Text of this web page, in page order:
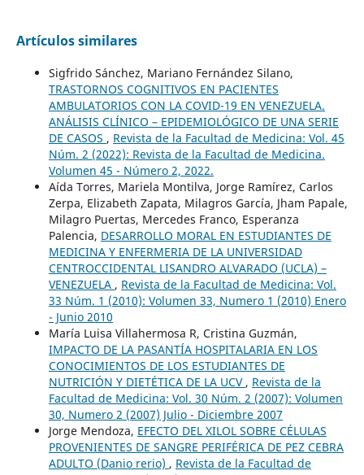
Artículos similares
Sigfrido Sánchez, Mariano Fernández Silano,
TRASTORNOS COGNITIVOS EN PACIENTES
AMBULATORIOS CON LA COVID-19 EN VENEZUELA.
ANÁLISIS CLÍNICO – EPIDEMIOLÓGICO DE UNA SERIE
DE CASOS , Revista de la Facultad de Medicina: Vol. 45
Núm. 2 (2022): Revista de la Facultad de Medicina.
Volumen 45 - Número 2, 2022.
Aída Torres, Mariela Montilva, Jorge Ramírez, Carlos
Zerpa, Elizabeth Zapata, Milagros García, Jham Papale,
Milagro Puertas, Mercedes Franco, Esperanza
Palencia, DESARROLLO MORAL EN ESTUDIANTES DE
MEDICINA Y ENFERMERIA DE LA UNIVERSIDAD
CENTROCCIDENTAL LISANDRO ALVARADO (UCLA) –
VENEZUELA , Revista de la Facultad de Medicina: Vol.
33 Núm. 1 (2010): Volumen 33, Numero 1 (2010) Enero
- Junio 2010
María Luisa Villahermosa R, Cristina Guzmán,
IMPACTO DE LA PASANTÍA HOSPITALARIA EN LOS
CONOCIMIENTOS DE LOS ESTUDIANTES DE
NUTRICIÓN Y DIETÉTICA DE LA UCV , Revista de la
Facultad de Medicina: Vol. 30 Núm. 2 (2007): Volumen
30, Numero 2 (2007) Julio - Diciembre 2007
Jorge Mendoza, EFECTO DEL XILOL SOBRE CÉLULAS
PROVENIENTES DE SANGRE PERIFÉRICA DE PEZ CEBRA
ADULTO (Danio rerio) , Revista de la Facultad de